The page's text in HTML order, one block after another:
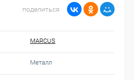
поделиться
MARCUS
Металл